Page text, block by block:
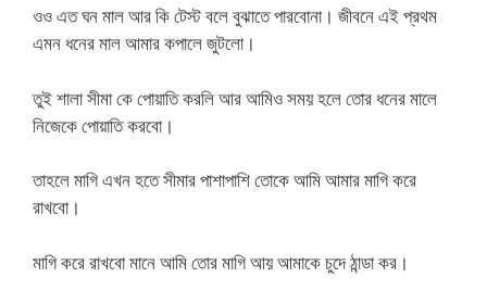
ওও এত ঘন মাল আর কি টেস্ট বলে বুঝাতে পারবোনা। জীবনে এই প্রথম
এমন ধনের মাল আমার কপালে জুটলো।
তুই শালা সীমা কে পোয়াতি করলি আর আমিও সময় হলে তোর ধনের মালে
নিজেকে পোয়াতি করবো।
তাহলে মাগি এখন হতে সীমার পাশাপাশি তোকে আমি আমার মাগি করে
রাখবো।
মাগি করে রাখবো মানে আমি তোর মাগি আয় আমাকে চুদে ঠান্ডা কর।